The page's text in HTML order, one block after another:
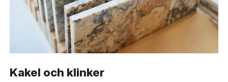
Kakel och klinker